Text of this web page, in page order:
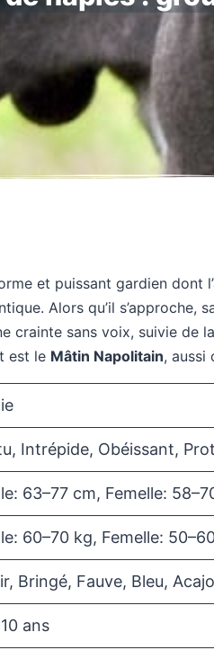
et puissant gardien dont
Alors qu’il
crainte sans voix, suivie de
est le Mâtin Napolitain, aussi
Intrépide, Obéissant,
63–77 cm, Femelle:
60–70 kg, Femelle:
Bringé, Fauve, Bleu,
ans